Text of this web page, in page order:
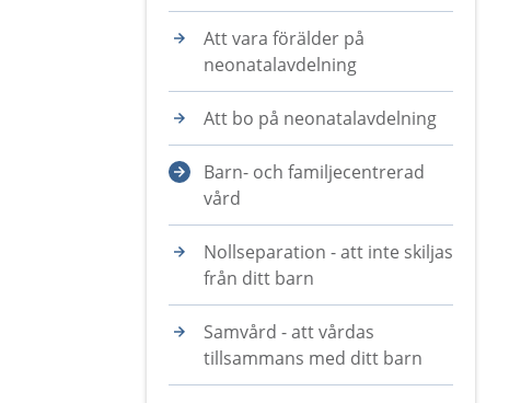
Att vara förälder på
neonatalavdelning
Att bo på neonatalavdelning
Barn- och familjecentrerad
vård
Nollseparation - att inte skiljas
från ditt barn
Samvård - att vårdas
tillsammans med ditt barn